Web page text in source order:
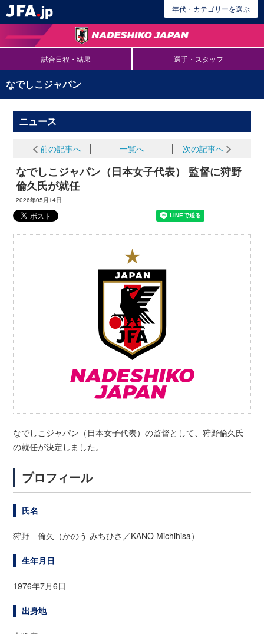
年代・カテゴリーを選ぶ
試合日程・結果 選手・スタッフ
なでしこジャパン
ニュース
前の記事へ 一覧へ 次の記事へ
なでしこジャパン（日本女子代表） 監督に狩野
倫久氏が就任
2026年05月14日
なでしこジャパン（日本女子代表）の監督として、狩野倫久氏
の就任が決定しました。
プロフィール
氏名
狩野 倫久（かのう みちひさ／KANO Michihisa）
生年月日
1976年7月6日
出身地